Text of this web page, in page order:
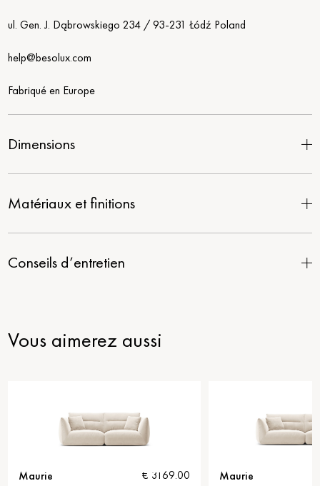
ul. Gen. J. Dąbrowskiego 234 / 93-231 Łódź Poland
help@besolux.com
Fabriqué en Europe
Dimensions
Matériaux et finitions
Conseils d’entretien
Vous aimerez aussi
Maurie € 3169.00 Maurie